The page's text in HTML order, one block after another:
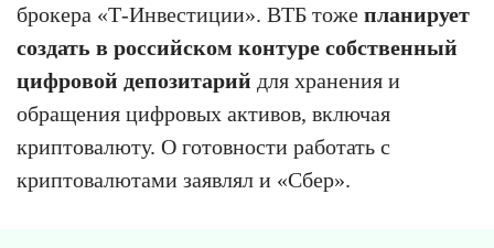
брокера «Т-Инвестиции». ВТБ тоже планирует
создать в российском контуре собственный
цифровой депозитарий для хранения и
обращения цифровых активов, включая
криптовалюту. О готовности работать с
криптовалютами заявлял и «Сбер».